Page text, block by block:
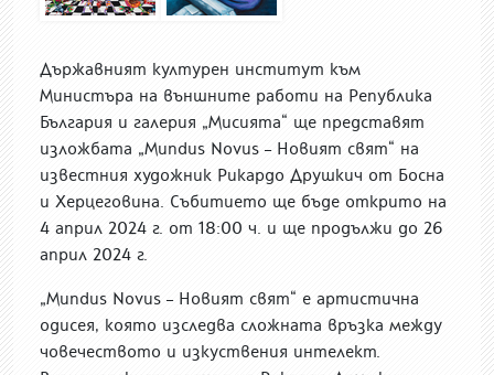
Държавният културен институт към
Министъра на външните работи на Република
България и галерия „Мисията“ ще представят
изложбата „Mundus Novus – Новият свят“ на
известния художник Рикардо Друшкич от Босна
и Херцеговина. Събитието ще бъде открито на
4 април 2024 г. от 18:00 ч. и ще продължи до 26
април 2024 г.
„Mundus Novus – Новият свят“ е артистична
одисея, която изследва сложната връзка между
човечеството и изкуствения интелект.